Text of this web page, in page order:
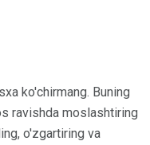
ko'chirmang. Buning
ravishda moslashtiring
o'zgartiring va